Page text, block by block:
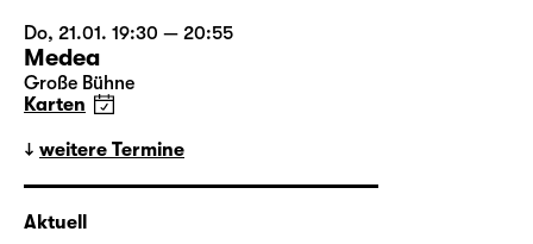
Do, 21.01. 19:30 — 20:55
Medea
Große Bühne
Karten
weitere Termine
Aktuell